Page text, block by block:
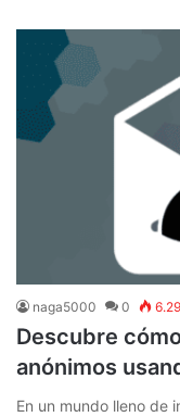
naga5000 0
Descubre
anónimos
En un mundo lleno de